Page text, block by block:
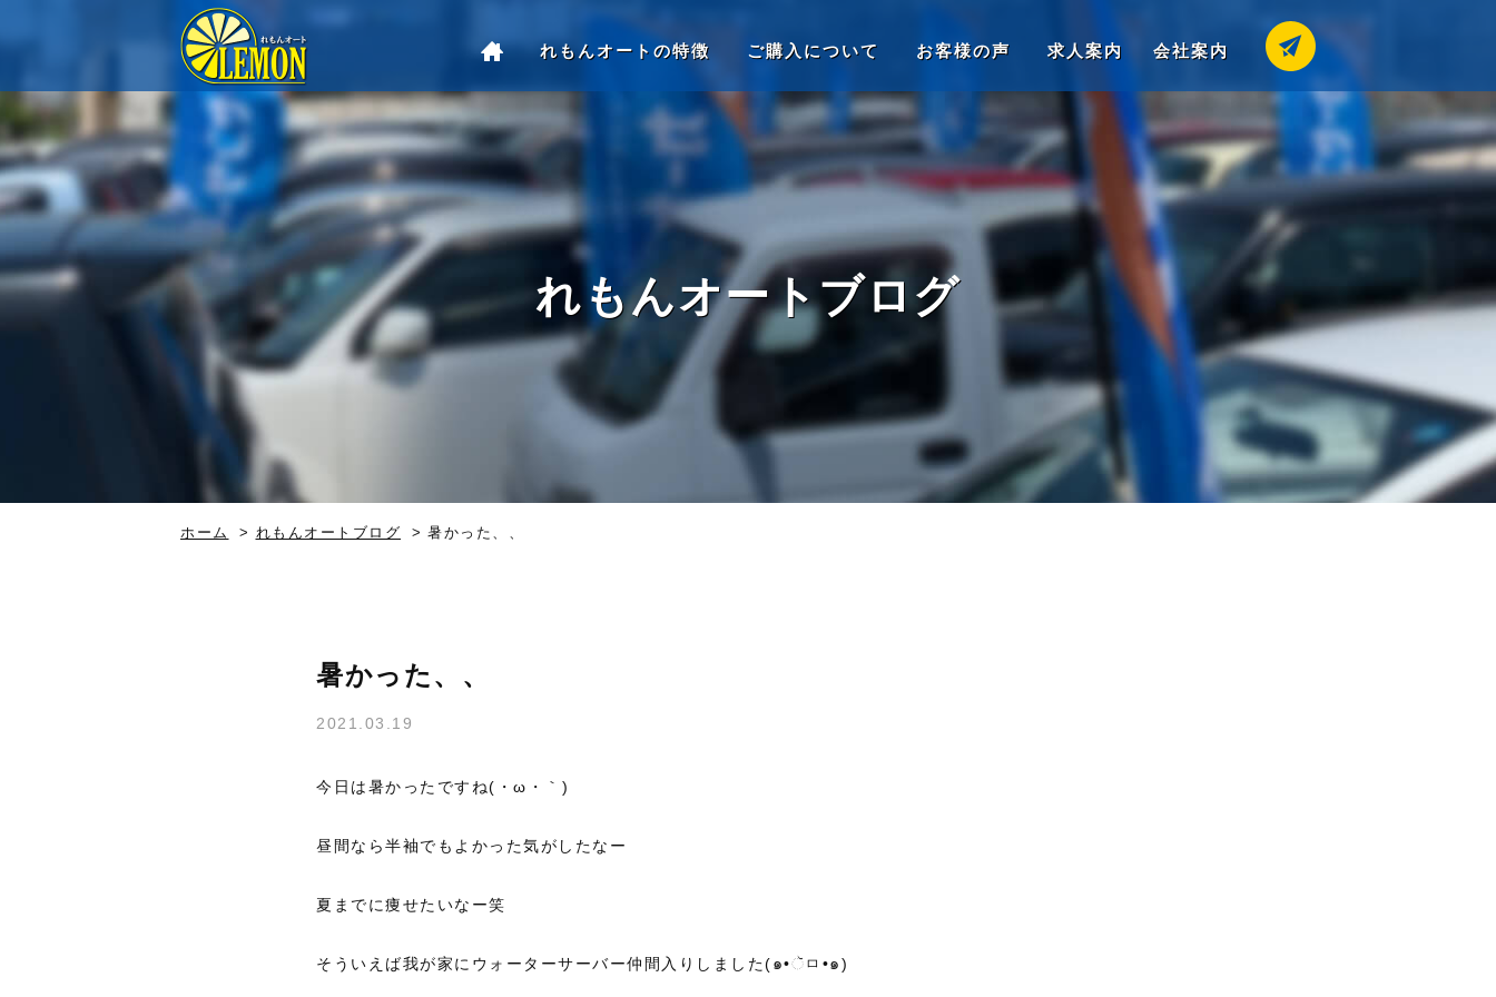
れもんオートの特徴 ご購入について お客様の声 求人案内 会社案内
れもんオートブログ
ホーム > れもんオートブログ > 暑かった、、
暑かった、、
2021.03.19
今日は暑かったですね(・ω・｀)
昼間なら半袖でもよかった気がしたなー
夏までに痩せたいなー笑
そういえば我が家にウォーターサーバー仲間入りしました(๑•ૅㅁ•๑)